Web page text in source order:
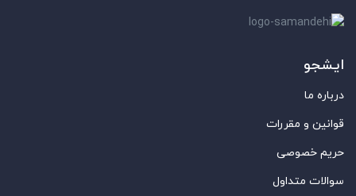
ایشجو
درباره ما
قوانین و مقررات
حریم خصوصی
سوالات متداول